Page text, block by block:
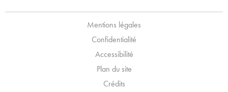
Mentions légales
Confidentialité
Accessibilité
Plan du site
Crédits